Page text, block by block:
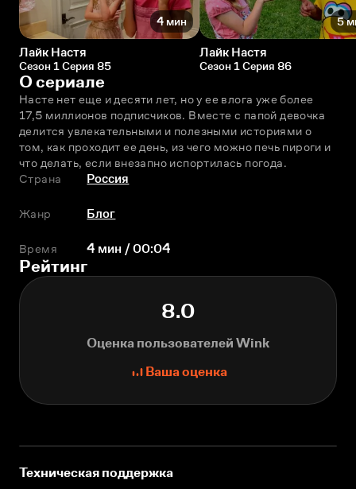
4 мин
Лайк Настя
Сезон 1 Серия 85
5
Лайк Настя
Сезон 1 Серия 86
О сериале
Насте нет еще и десяти лет, но у ее влога уже более
17,5 миллионов подписчиков. Вместе с папой девочка
делится увлекательными и полезными историями о
том, как проходит ее день, из чего можно печь пироги и
что делать, если внезапно испортилась погода.
Страна
Россия
Жанр Блог
Время 4 мин / 00:04
Рейтинг
8.0
Оценка пользователей Wink
Ваша оценка
Техническая поддержка